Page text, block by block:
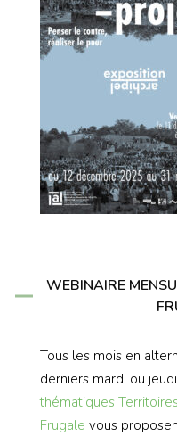
WEBINAIRE
Tous les mois en
derniers mardi ou
thématiques
Frugale vous